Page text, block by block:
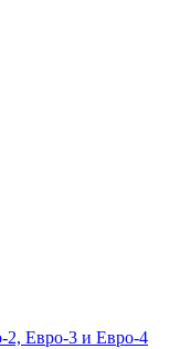
2, Евро-3 и Евро-4